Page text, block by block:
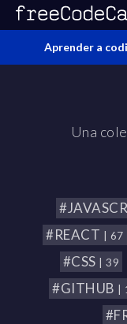
Aprender a
Una
#REACT | 67
#CSS | 39
#GITHUB